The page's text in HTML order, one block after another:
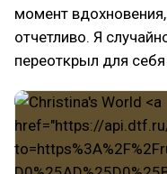
момент
отчетливо. Я
переоткрыл для себя